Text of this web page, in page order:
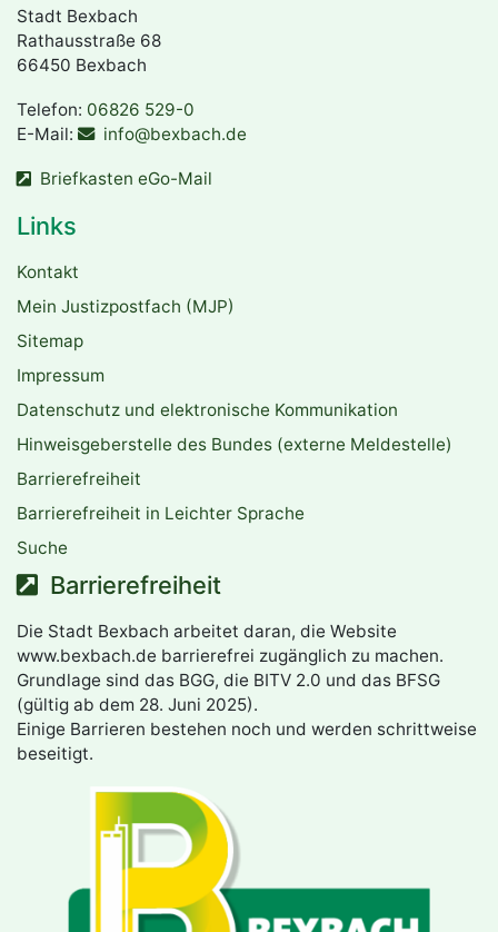
Stadt Bexbach
Rathausstraße 68
66450 Bexbach
Telefon: 06826 529-0
E-Mail:
info@bexbach.de
Briefkasten eGo-Mail
Links
Kontakt
Mein Justizpostfach (MJP)
Sitemap
Impressum
Datenschutz und elektronische Kommunikation
Hinweisgeberstelle des Bundes (externe Meldestelle)
Barrierefreiheit
Barrierefreiheit in Leichter Sprache
Suche
Barrierefreiheit
Die Stadt Bexbach arbeitet daran, die Website
www.bexbach.de barrierefrei zugänglich zu machen.
Grundlage sind das BGG, die BITV 2.0 und das BFSG
(gültig ab dem 28. Juni 2025).
Einige Barrieren bestehen noch und werden schrittweise
beseitigt.